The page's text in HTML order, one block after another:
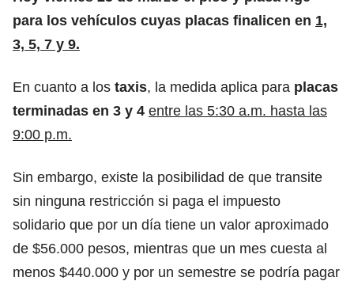
para los vehículos cuyas placas finalicen en 1,
3, 5, 7 y 9.
En cuanto a los taxis, la medida aplica para placas
terminadas en 3 y 4 entre las 5:30 a.m. hasta las
9:00 p.m.
Sin embargo, existe la posibilidad de que transite
sin ninguna restricción si paga el impuesto
solidario que por un día tiene un valor aproximado
de $56.000 pesos, mientras que un mes cuesta al
menos $440.000 y por un semestre se podría pagar